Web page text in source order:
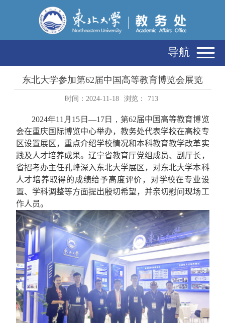
导航
东北大学参加第62届中国高等教育博览会展览
时间：2024-11-18 浏览： 713
2024年11 月 15 日—17日，第62届中国高等教育博览
会在重庆国际博览中心举办，教务处代表学校在高校专
区设置展区，重点介绍学校情况和本科教育教学改革实
践及人才培养成果。 辽宁省教育厅党组成员、副厅长，
省招考办主任孔峰深入东北大学展区， 对东北大学本科
人才培养取得的成绩给予高度评价， 对学校在专业设
置、学科调整等方面提出殷切希望，并亲切慰问现场工
作人员。